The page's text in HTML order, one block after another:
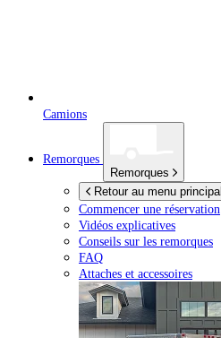
Camions
Remorques
Remorques
Retour au menu principal
Commencer une réservation
Vidéos explicatives
Conseils sur les remorques
FAQ
Attaches et accessoires